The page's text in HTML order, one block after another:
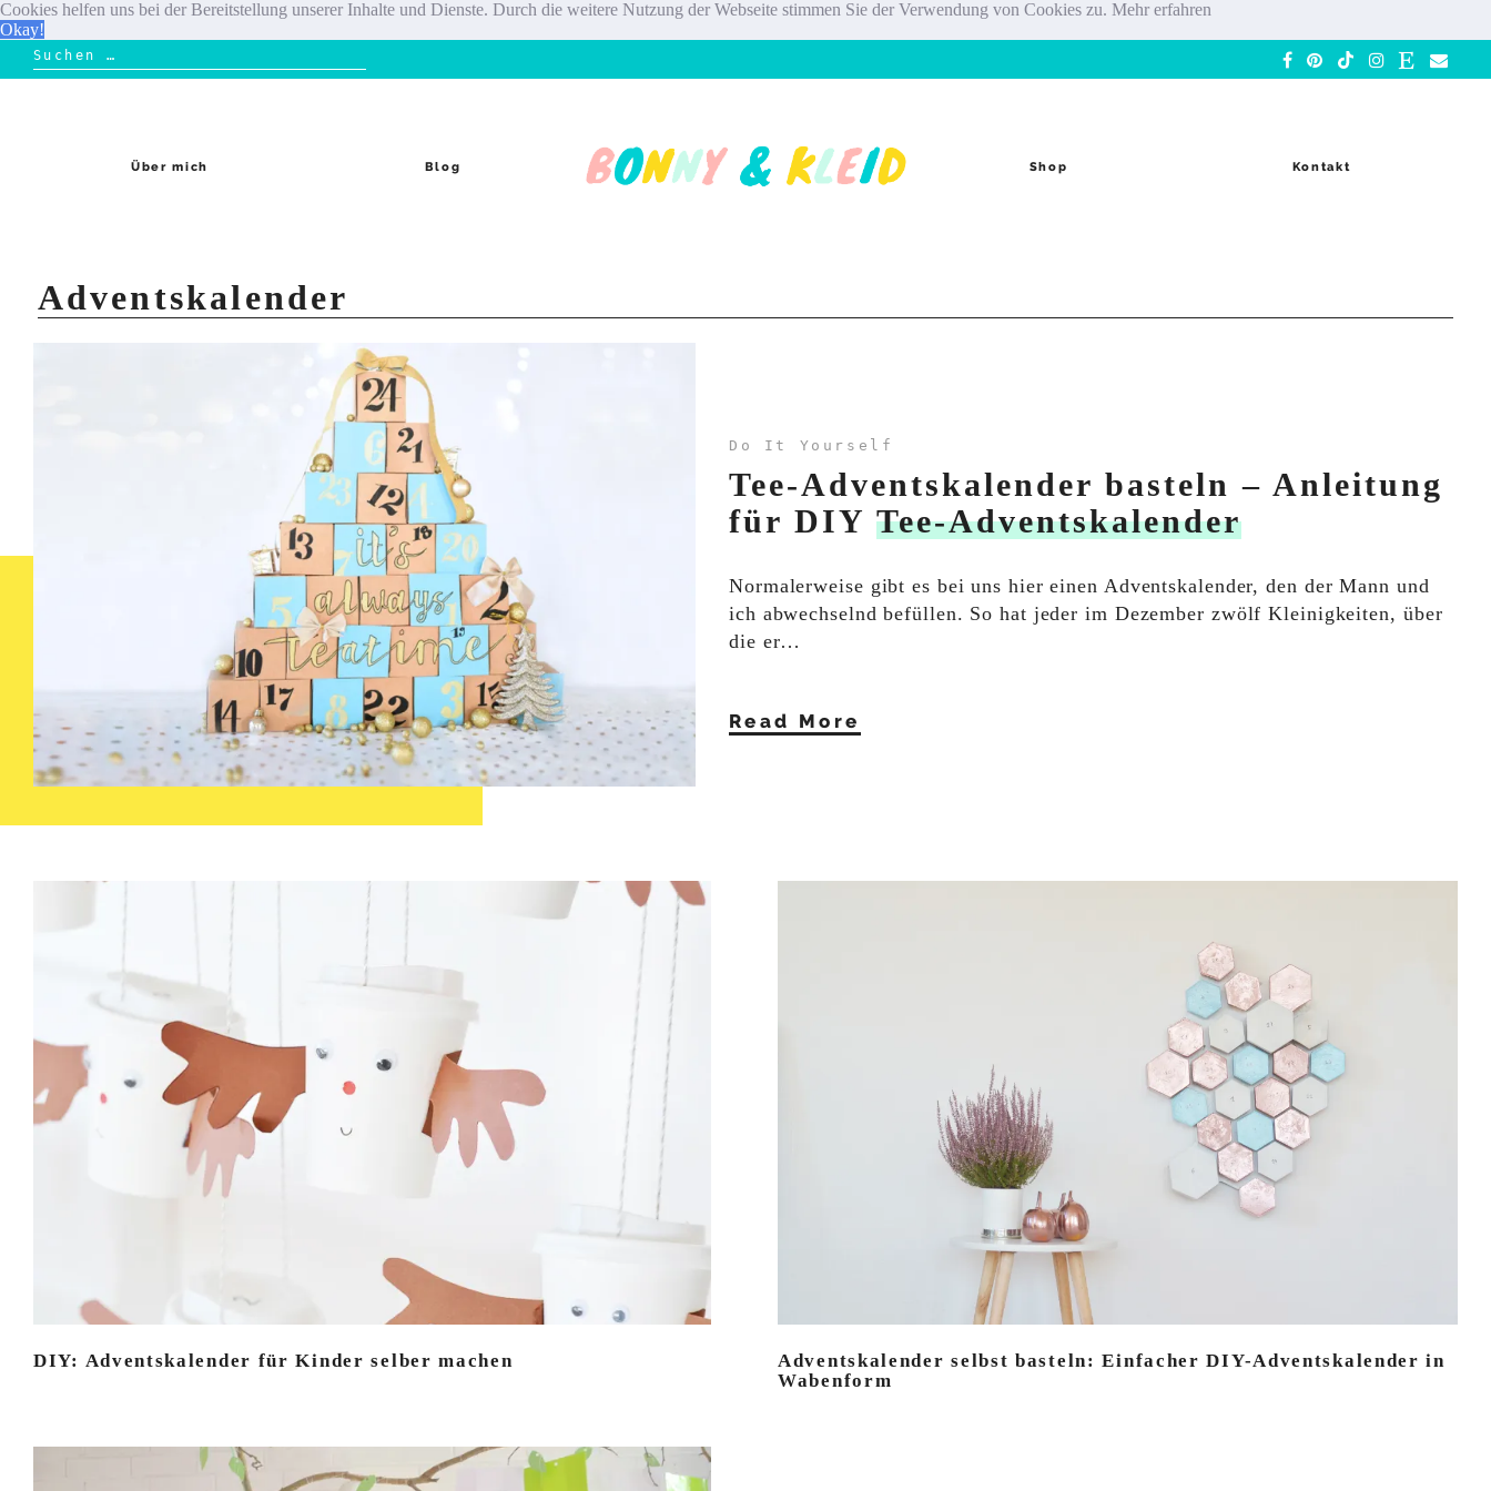
Cookies helfen uns bei der Bereitstellung unserer Inhalte und Dienste. Durch die weitere Nutzung der Webseite stimmen Sie der Verwendung von Cookies zu. Mehr erfahren
Okay!
Suchen
nach:
Über mich Blog Shop Kontakt
Adventskalender
Do It Yourself
Tee-Adventskalender basteln – Anleitung
für DIY Tee-Adventskalender
Normalerweise gibt es bei uns hier einen Adventskalender, den der Mann und
ich abwechselnd befüllen. So hat jeder im Dezember zwölf Kleinigkeiten, über
die er…
Read More
DIY: Adventskalender für Kinder selber machen
Adventskalender selbst basteln: Einfacher DIY-Adventskalender in
Wabenform